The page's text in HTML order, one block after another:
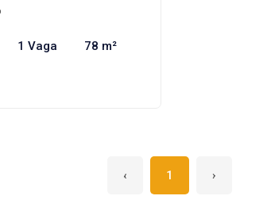
1 Vaga 78 m²
‹ 1 ›